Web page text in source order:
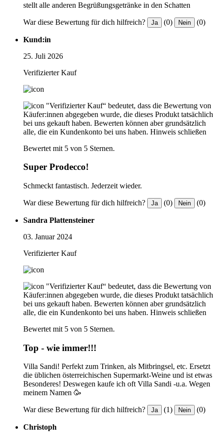
stellt alle anderen Begrüßungsgetränke in den Schatten
War diese Bewertung für dich hilfreich? Ja (0) Nein (0)
Kund:in
25. Juli 2026
Verifizierter Kauf
"Verifizierter Kauf“ bedeutet, dass die Bewertung von
Käufer:innen abgegeben wurde, die dieses Produkt tatsächlich
bei uns gekauft haben. Bewerten können aber grundsätzlich
alle, die ein Kundenkonto bei uns haben. Hinweis schließen
Bewertet mit 5 von 5 Sternen.
Super Prodecco!
Schmeckt fantastisch. Jederzeit wieder.
War diese Bewertung für dich hilfreich? Ja (0) Nein (0)
Sandra Plattensteiner
03. Januar 2024
Verifizierter Kauf
"Verifizierter Kauf“ bedeutet, dass die Bewertung von
Käufer:innen abgegeben wurde, die dieses Produkt tatsächlich
bei uns gekauft haben. Bewerten können aber grundsätzlich
alle, die ein Kundenkonto bei uns haben. Hinweis schließen
Bewertet mit 5 von 5 Sternen.
Top - wie immer!!!
Villa Sandi! Perfekt zum Trinken, als Mitbringsel, etc. Ersetzt
die üblichen österreichischen Supermarkt-Weine und ist etwas
Besonderes! Deswegen kaufe ich oft Villa Sandi -u.a. Wegen
meinem Namen 🥳
War diese Bewertung für dich hilfreich? Ja (1) Nein (0)
Christoph